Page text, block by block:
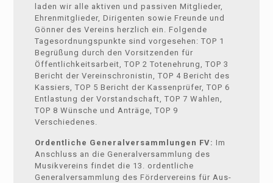
laden wir alle aktiven und passiven Mitglieder,
Ehrenmitglieder, Dirigenten sowie Freunde und
Gönner des Vereins herzlich ein. Folgende
Tagesordnungspunkte sind vorgesehen: TOP 1
Begrüßung durch den Vorsitzenden für
Öffentlichkeitsarbeit, TOP 2 Totenehrung, TOP 3
Bericht der Vereinschronistin, TOP 4 Bericht des
Kassiers, TOP 5 Bericht der Kassenprüfer, TOP 6
Entlastung der Vorstandschaft, TOP 7 Wahlen,
TOP 8 Wünsche und Anträge, TOP 9
Verschiedenes.
Ordentliche Generalversammlungen FV: Im
Anschluss an die Generalversammlung des
Musikvereins findet die 13. ordentliche
Generalversammlung des Fördervereins für Aus-